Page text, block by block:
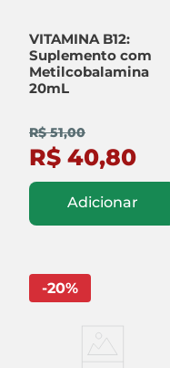
VITAMINA B12:
Suplemento com
Metilcobalamina
20mL
R$ 51,00
R$ 40,80
Adicionar
-20%